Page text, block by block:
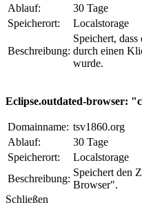
Ablauf:
30 Tage
Speicherort:
Localstorage
Beschreibung:
Speichert,
durch einen
wurde.
Eclipse.outdated-browser:
Domainname: tsv1860.org
Ablauf:
30 Tage
Speicherort:
Localstorage
Beschreibung:
Speichert den
Browser".
Schließen